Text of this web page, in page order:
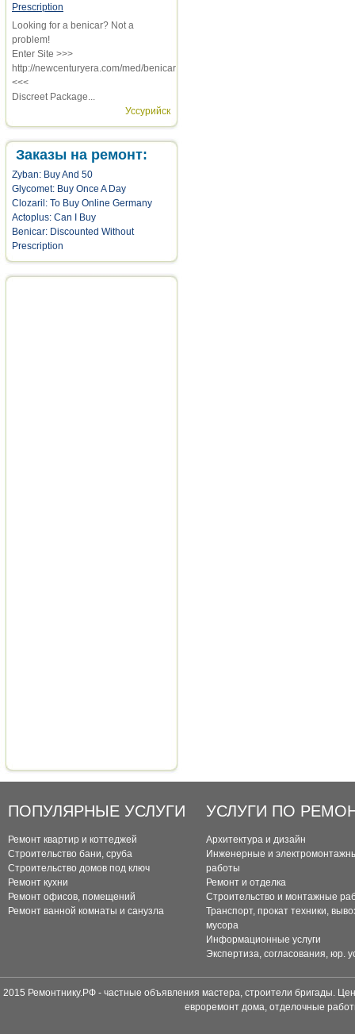
Prescription
Looking for a benicar? Not a
problem!
Enter Site >>>
http://newcenturyera.com/med/benicar
<<<
Discreet Package...
Уссурийск
Заказы на ремонт:
Zyban: Buy And 50
Glycomet: Buy Once A Day
Clozaril: To Buy Online Germany
Actoplus: Can I Buy
Benicar: Discounted Without
Prescription
ПОПУЛЯРНЫЕ УСЛУГИ
Ремонт квартир и коттеджей
Строительство бани, сруба
Строительство домов под ключ
Ремонт кухни
Ремонт офисов, помещений
Ремонт ванной комнаты и санузла
УСЛУГИ ПО
Архитектура и дизайн
Инженерные и
работы
Ремонт и отделка
Строительство и монтажные
Транспорт, прокат техники,
мусора
Информационные услуги
Экспертиза, согласования, юр.
2015 Ремонтнику.РФ - частные объявления мастера, строители бригады.
евроремонт дома, отделочные